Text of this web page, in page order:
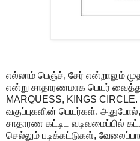
எல்லாம் பெஞ்ச், சேர் என்றாலும்
என்று சாதாரணமாக பெயர்
MARQUESS, KINGS
வகுப்புகளின் பெயர்கள்.
சாதாரண கட்டிட வடிவமைப்பில்
செல்லும் படிக்கட்டுகள்,